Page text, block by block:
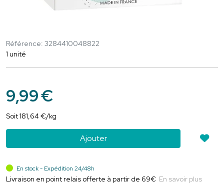
Référence: 3284410048822
1 unité
9,99€
Soit181,64 €/kg
Ajouter
En stock - Expédition 24/48h
Livraison en point relais offerte à partir de 69€ En savoir plus